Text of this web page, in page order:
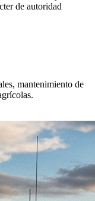
de autoridad
mantenimiento de